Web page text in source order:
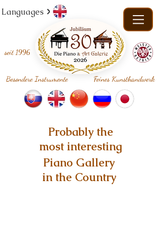
Languages
seit 1996
Besondere Instrumente Feines Kunsthandwerk
Probably the
most interesting
Piano Gallery
in the Country